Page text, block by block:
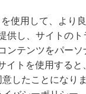
いて
使用して、より
供し、サイトのト
ンテンツをパーソ
イトを使用すると
したことになりま